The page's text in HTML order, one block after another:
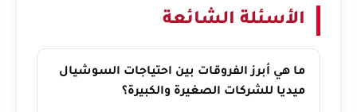
الأسئلة الشائعة
ما هي أبرز الفروقات بين احتياجات السوشيال
ميديا للشركات الصغيرة والكبيرة؟